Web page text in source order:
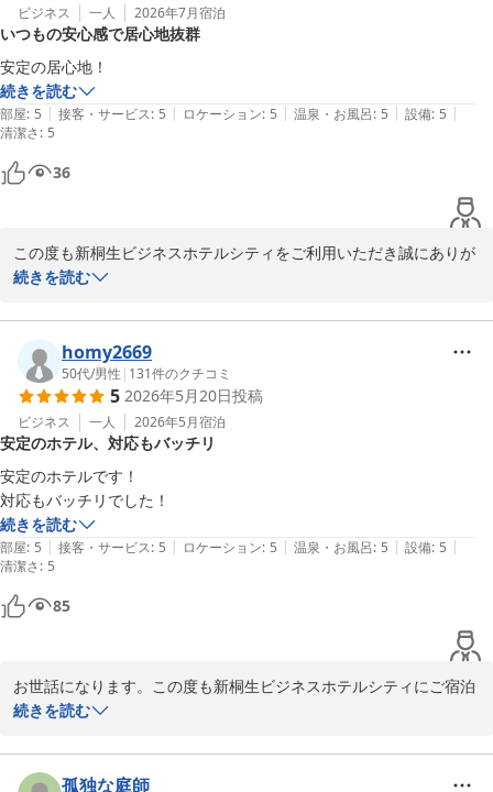
ビジネス 一人 2026年7月宿泊
いつもの安心感で居心地抜群
安定の居心地！
続きを読む
部屋: 5 | 接客・サービス: 5 | ロケーション: 5 | 温泉・お風呂: 5 | 設備: 5 |
清潔さ: 5
36
この度も新桐生ビジネスホテルシティをご利用いただき誠にありが
とうございます。
スタッフ一同感激しております。今後もお客様に快適にお過ごしい
ただけるようサービスの維持に努めてまいります。またのお越しを
心よりお待ちしております。新桐生ビジネスホテルシティ店主
新桐生ビジネスホテル シティ
2026-07-17
続きを読む
homy2669
50代/男性 | 131件のクチコミ
5 2026年5月20日投稿
ビジネス 一人 2026年5月宿泊
安定のホテル、対応もバッチリ
安定のホテルです！
対応もバッチリでした！
続きを読む
部屋: 5 | 接客・サービス: 5 | ロケーション: 5 | 温泉・お風呂: 5 | 設備: 5 |
清潔さ: 5
85
お世話になります。この度も新桐生ビジネスホテルシティにご宿泊
いただきまして誠にありがとうございます。機会がございました際
新桐生ビジネスホテル シティ
続きを読む
孤独な庭師